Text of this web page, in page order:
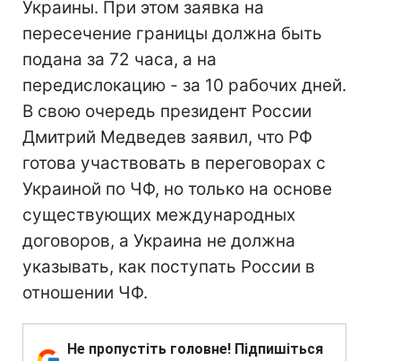
Украины. При этом заявка на
пересечение границы должна быть
подана за 72 часа, а на
передислокацию - за 10 рабочих дней.
В свою очередь президент России
Дмитрий Медведев заявил, что РФ
готова участвовать в переговорах с
Украиной по ЧФ, но только на основе
существующих международных
договоров, а Украина не должна
указывать, как поступать России в
отношении ЧФ.
Не пропустіть головне! Підпишіться